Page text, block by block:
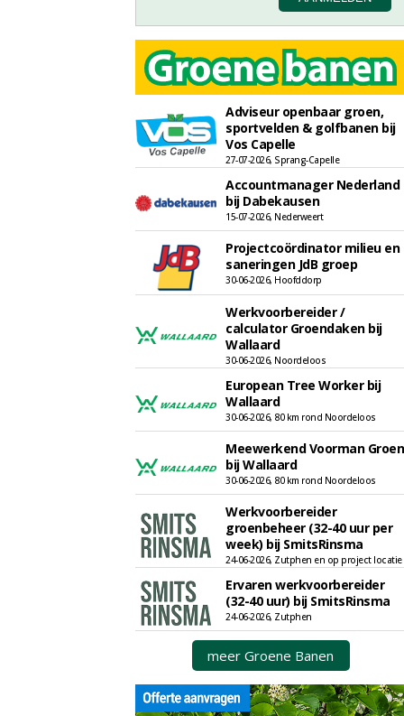
Adviseur openbaar groen,
sportvelden & golfbanen bij
Vos Capelle
27-07-2026, Sprang-Capelle
Accountmanager Nederland
bij Dabekausen
15-07-2026, Nederweert
Projectcoördinator milieu en
saneringen JdB groep
30-06-2026, Hoofddorp
Werkvoorbereider /
calculator Groendaken bij
Wallaard
30-06-2026, Noordeloos
European Tree Worker bij
Wallaard
30-06-2026, 80 km rond Noordeloos
Meewerkend Voorman Groen
bij Wallaard
30-06-2026, 80 km rond Noordeloos
Werkvoorbereider
groenbeheer (32-40 uur per
week) bij SmitsRinsma
24-06-2026, Zutphen en op project locatie
Ervaren werkvoorbereider
(32-40 uur) bij SmitsRinsma
24-06-2026, Zutphen
meer Groene Banen